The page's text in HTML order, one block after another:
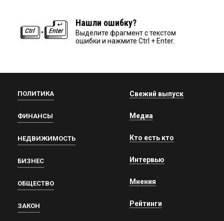
Нашли ошибку?
Выделите фрагмент с текстом
ошибки и нажмите Ctrl + Enter.
ПОЛИТИКА
ФИНАНСЫ
НЕДВИЖИМОСТЬ
БИЗНЕС
ОБЩЕСТВО
ЗАКОН
Свежий выпуск
Медиа
Кто есть кто
Интервью
Мнения
Рейтинги